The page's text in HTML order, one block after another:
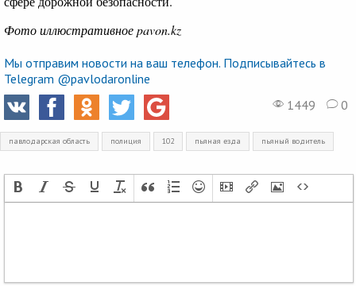
Фото иллюстративное pavon.kz
Мы отправим новости на ваш телефон. Подписывайтесь в
Telegram @pavlodaronline
1449
0
павлодарская область полиция 102 пьяная езда пьяный водитель